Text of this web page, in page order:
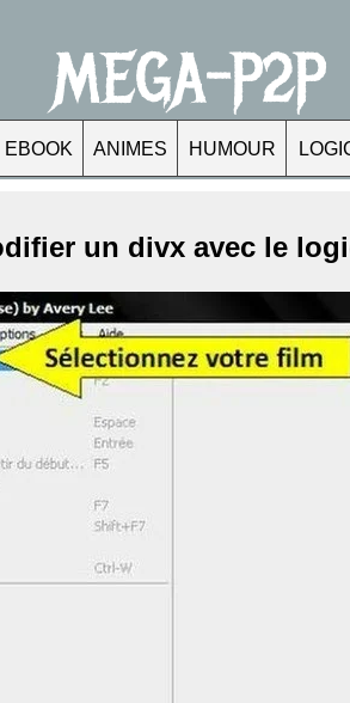
MEGA-P2P
EBOOK ANIMES HUMOUR
un divx avec le